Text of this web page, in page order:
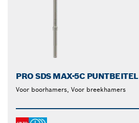
PRO SDS MAX-5C PUNTBEITEL
Voor boorhamers, Voor breekhamers